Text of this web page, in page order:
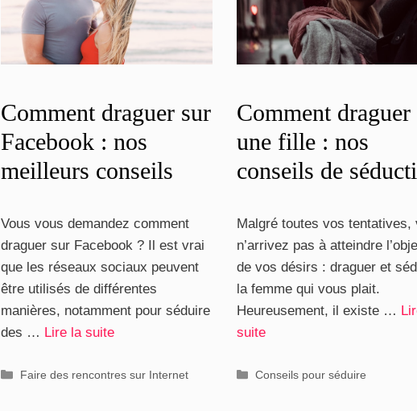
Comment draguer sur
Facebook : nos
meilleurs conseils
Vous vous demandez comment
draguer sur Facebook ? Il est vrai
que les réseaux sociaux peuvent
être utilisés de différentes
manières, notamment pour séduire
des … Lire la suite
Catégories
Faire des rencontres sur Internet
Comment draguer
une fille : nos
conseils de
Malgré toutes vos tentatives,
n’arrivez pas à atteindre
de vos désirs : draguer et
la femme qui vous plait.
Heureusement, il existe …
suite
Catégories
Conseils pour séduire